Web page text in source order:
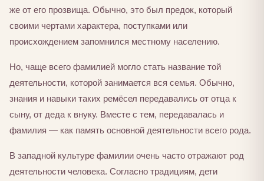
же от его прозвища. Обычно, это был предок, который
своими чертами характера, поступками или
происхождением запомнился местному населению.
Но, чаще всего фамилией могло стать название той
деятельности, которой занимается вся семья. Обычно,
знания и навыки таких ремёсел передавались от отца к
сыну, от деда к внуку. Вместе с тем, передавалась и
фамилия — как память основной деятельности всего рода.
В западной культуре фамилии очень часто отражают род
деятельности человека. Согласно традициям, дети